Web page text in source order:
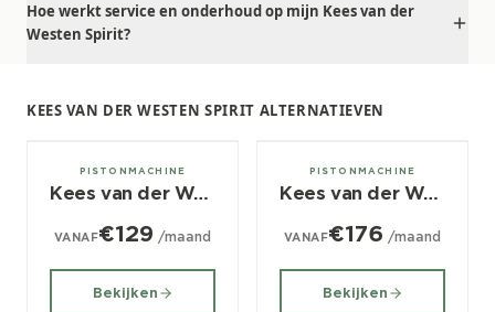
Hoe werkt service en onderhoud op mijn Kees van der
Westen Spirit?
KEES VAN DER WESTEN SPIRIT ALTERNATIEVEN
2, 3 groeps
PISTONMACHINE
Kees van der Westen Mirage
VANAF€129 /maand
Bekijken
2, 3 groeps
PISTONMACHINE
Kees van der Westen Slim Jim
VANAF€176 /maand
Bekijken